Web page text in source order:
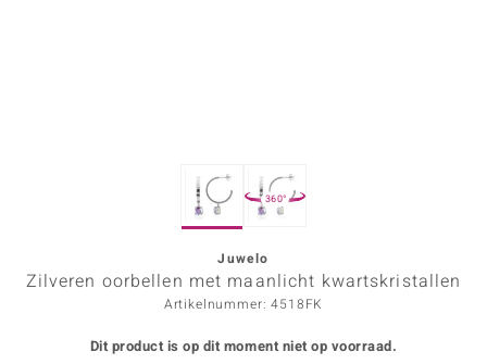
360°
Juwelo
Zilveren oorbellen met maanlicht kwartskristallen
Artikelnummer: 4518FK
Dit product is op dit moment niet op voorraad.